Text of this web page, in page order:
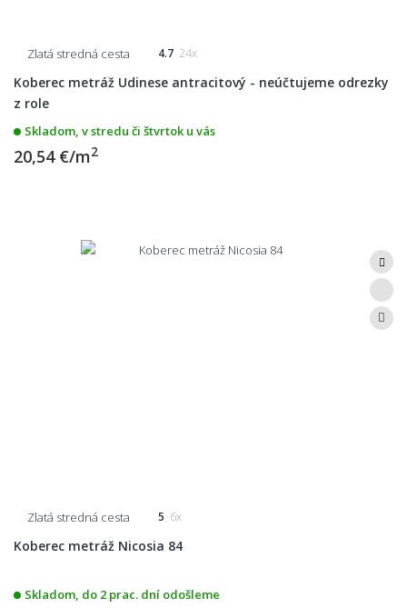
Zlatá stredná cesta 4.7 24x
Koberec metráž Udinese antracitový - neúčtujeme odrezky
z role
Skladom, v stredu či štvrtok u vás
20,54 €/m2
Zlatá stredná cesta 5 6x
Koberec metráž Nicosia 84
Skladom, do 2 prac. dní odošleme